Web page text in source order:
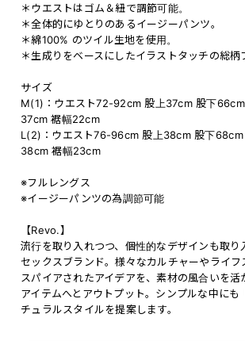
＊ウエストはゴム＆紐で調節可能。
＊全体的にゆとりのあるイージーパンツ。
＊綿100% のツイル生地を使用。
＊生成りをベースにしたイラストタッチの総柄
サイズ
M(1)：ウエスト72-92cm 股上37cm 股下
37cm 裾幅22cm
L(2)：ウエスト76-96cm 股上38cm 股下68cm
38cm 裾幅23cm
※フルレングス
※イージーパンツの為調節可能
【Revo.】
流行を取り入れつつ、個性的なデザインも取り
セックスブランド。様々なカルチャーやライフ
スパイアされたアイデアを、素材の風合いを活
アイテムへとアウトプット。シンプルな中にも
チュラルスタイルを提案します。